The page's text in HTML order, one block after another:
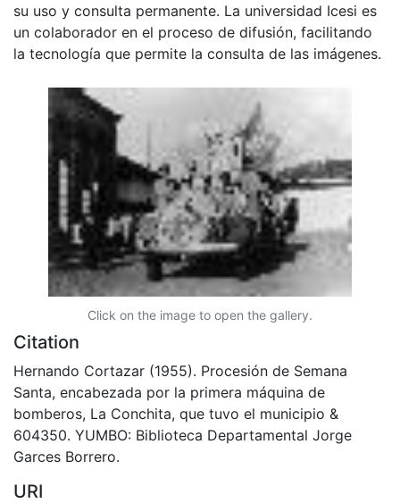
su uso y consulta permanente. La universidad Icesi es
un colaborador en el proceso de difusión, facilitando
la tecnología que permite la consulta de las imágenes.
Click on the image to open the gallery.
Citation
Hernando Cortazar (1955). Procesión de Semana
Santa, encabezada por la primera máquina de
bomberos, La Conchita, que tuvo el municipio &
604350. YUMBO: Biblioteca Departamental Jorge
Garces Borrero.
URI